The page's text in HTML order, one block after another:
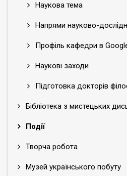
Наукова тема
Напрями науково-
Профіль кафедри в
Наукові заходи
Підготовка докторів
Бібліотека з мистецьких
Події
Творча робота
Музей українського побуту